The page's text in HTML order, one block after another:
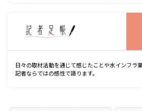
日々の取材活動を通じて感じたことや水インフラ
記者ならではの感性で語ります。